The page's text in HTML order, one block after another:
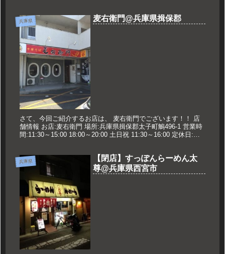
兵庫県 麦右衛門@兵庫県揖保郡
さて、今回ご紹介するお店は、 麦右衛門でございます！！ 店
舗情報 お店:麦右衛門 場所:兵庫県揖保郡太子町鵤496-1 営業時
間:11:30～15:00 18:00～20:00 土日祝 11:30～16:00 定休日:火.
兵庫県
【閉店】すっぽんらーめん太
尊@兵庫県西宮市